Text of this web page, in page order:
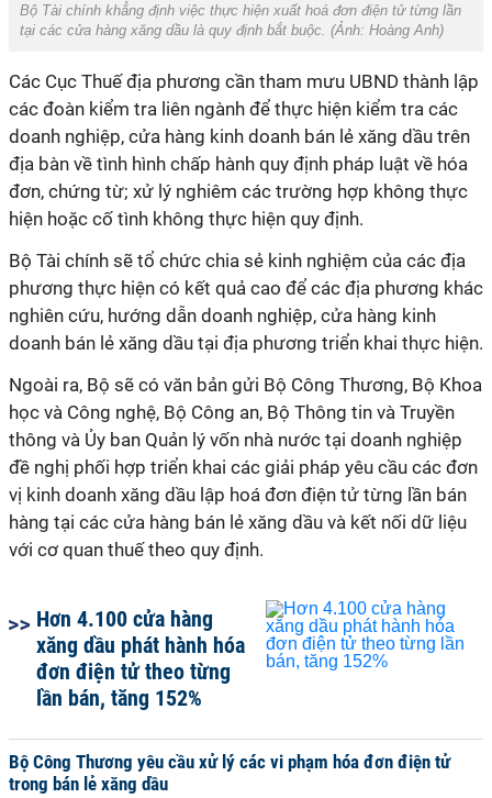
Bộ Tài chính khẳng định việc thực hiện xuất hoá đơn điện tử từng lần
tại các cửa hàng xăng dầu là quy định bắt buộc. (Ảnh: Hoàng Anh)
Các Cục Thuế địa phương cần tham mưu UBND thành lập
các đoàn kiểm tra liên ngành để thực hiện kiểm tra các
doanh nghiệp, cửa hàng kinh doanh bán lẻ xăng dầu trên
địa bàn về tình hình chấp hành quy định pháp luật về hóa
đơn, chứng từ; xử lý nghiêm các trường hợp không thực
hiện hoặc cố tình không thực hiện quy định.
Bộ Tài chính sẽ tổ chức chia sẻ kinh nghiệm của các địa
phương thực hiện có kết quả cao để các địa phương khác
nghiên cứu, hướng dẫn doanh nghiệp, cửa hàng kinh
doanh bán lẻ xăng dầu tại địa phương triển khai thực hiện.
Ngoài ra, Bộ sẽ có văn bản gửi Bộ Công Thương, Bộ Khoa
học và Công nghệ, Bộ Công an, Bộ Thông tin và Truyền
thông và Ủy ban Quản lý vốn nhà nước tại doanh nghiệp
đề nghị phối hợp triển khai các giải pháp yêu cầu các đơn
vị kinh doanh xăng dầu lập hoá đơn điện tử từng lần bán
hàng tại các cửa hàng bán lẻ xăng dầu và kết nối dữ liệu
với cơ quan thuế theo quy định.
Hơn 4.100 cửa hàng
xăng dầu phát hành hóa
đơn điện tử theo từng
lần bán, tăng 152%
Bộ Công Thương yêu cầu xử lý các vi phạm hóa đơn điện tử
trong bán lẻ xăng dầu